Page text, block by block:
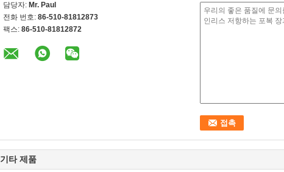
담당자: Mr. Paul
전화 번호: 86-510-81812873
팩스: 86-510-81812872
기타 제품